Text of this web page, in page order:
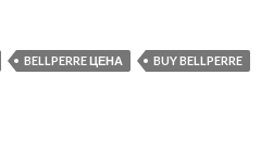
BELLPERRE ЦЕНА
BUY BELLPERRE